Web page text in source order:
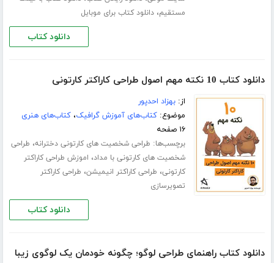
مستقیم،دانلود کتاب برای موبایل
دانلود کتاب
دانلود کتاب 10 نکته مهم اصول طراحی کاراکتر کارتونی
از:بهزاد احدپور
موضوع:کتاب‌های آموزش گرافیک،کتاب‌های هنری
۱۶ صفحه
برچسب‌ها: طراحی شخصیت های کارتونی دخترانه، طراحی
شخصیت های کارتونی با مداد، اموزش طراحی کاراکتر
کارتونی، طراحی کاراکتر انیمیشن، طراحی کاراکتر
تصویرسازی
دانلود کتاب
دانلود کتاب راهنمای طراحی لوگو؛ چگونه خودمان یک لوگوی زیبا